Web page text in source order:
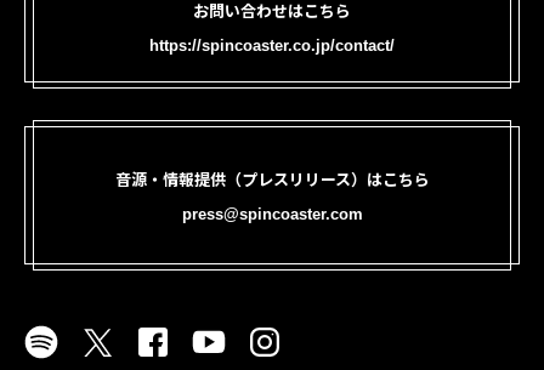
お問い合わせはこちら
https://spincoaster.co.jp/contact/
音源・情報提供（プレスリリース）はこちら
press@spincoaster.com